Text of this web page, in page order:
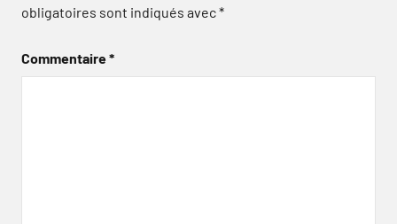
obligatoires sont indiqués avec*
Commentaire*